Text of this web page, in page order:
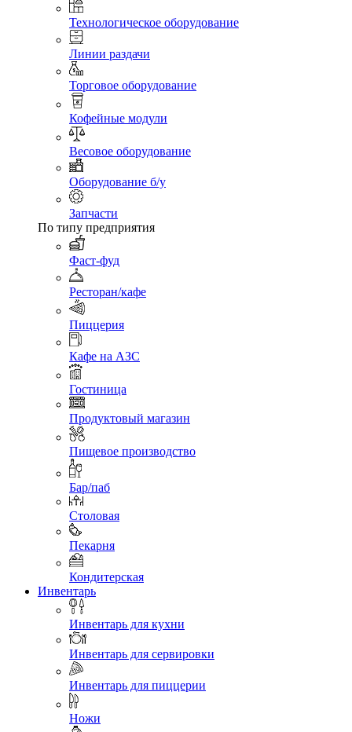
Технологическое оборудование
Линии раздачи
Торговое оборудование
Кофейные модули
Весовое оборудование
Оборудование б/у
Запчасти
По типу предприятия
Фаст-фуд
Ресторан/кафе
Пиццерия
Кафе на АЗС
Гостиница
Продуктовый магазин
Пищевое производство
Бар/паб
Столовая
Пекарня
Кондитерская
Инвентарь
Инвентарь для кухни
Инвентарь для сервировки
Инвентарь для пиццерии
Ножи